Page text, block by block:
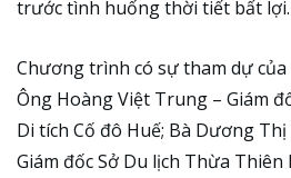
trước tình huống thời tiết bất lợi.
Chương trình có sự tham dự của
Ông Hoàng Việt Trung – Giám
Di tích Cố đô Huế; Bà Dương
Giám đốc Sở Du lịch Thừa Thiên